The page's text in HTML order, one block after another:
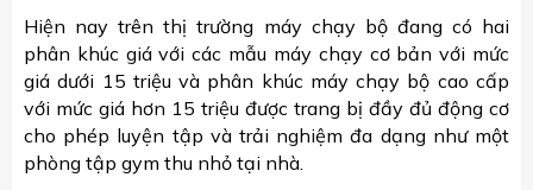
Hiện nay trên thị trường máy chạy bộ đang có hai
phân khúc giá với các mẫu máy chạy cơ bản với mức
giá dưới 15 triệu và phân khúc máy chạy bộ cao cấp
với mức giá hơn 15 triệu được trang bị đầy đủ động cơ
cho phép luyện tập và trải nghiệm đa dạng như một
phòng tập gym thu nhỏ tại nhà.